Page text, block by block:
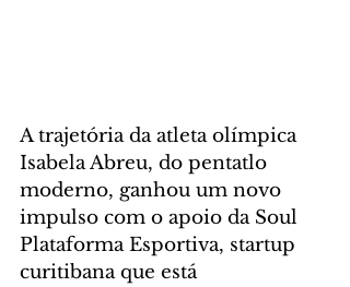
A trajetória da atleta olímpica
Isabela Abreu, do pentatlo
moderno, ganhou um novo
impulso com o apoio da Soul
Plataforma Esportiva, startup
curitibana que está